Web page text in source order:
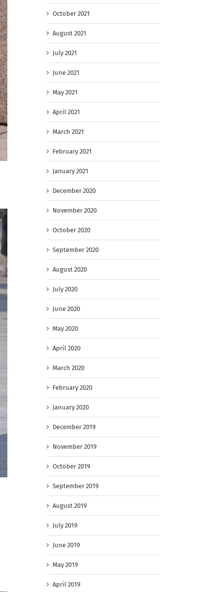
October 2021
August 2021
July 2021
June 2021
May 2021
April 2021
March 2021
February 2021
January 2021
December 2020
November 2020
October 2020
September 2020
August 2020
July 2020
June 2020
May 2020
April 2020
March 2020
February 2020
January 2020
December 2019
November 2019
October 2019
September 2019
August 2019
July 2019
June 2019
May 2019
April 2019